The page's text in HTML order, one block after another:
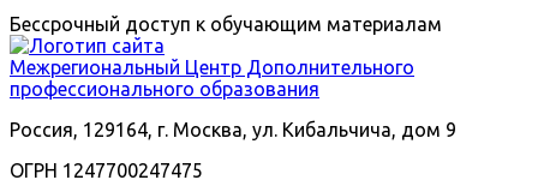
Бессрочный доступ к обучающим материалам
Межрегиональный Центр Дополнительного
профессионального образования
Россия, 129164, г. Москва, ул. Кибальчича, дом 9
ОГРН 1247700247475